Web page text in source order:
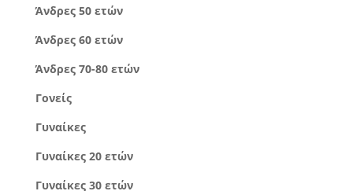
Άνδρες 50 ετών
Άνδρες 60 ετών
Άνδρες 70-80 ετών
Γονείς
Γυναίκες
Γυναίκες 20 ετών
Γυναίκες 30 ετών